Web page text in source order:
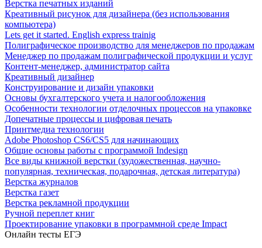
Верстка печатных изданий
Креативный рисунок для дизайнера (без использования
компьютера)
Lets get it started. English express trainig
Полиграфическое производство для менеджеров по продажам
Менеджер по продажам полиграфической продукции и услуг
Контент-менеджер, администратор сайта
Креативный дизайнер
Конструирование и дизайн упаковки
Основы бухгалтерского учета и налогообложения
Особенности технологии отделочных процессов на упаковке
Допечатные процессы и цифровая печать
Принтмедиа технологии
Adobe Photoshop CS6/CS5 для начинающих
Общие основы работы с программой Indesign
Все виды книжной верстки (художественная, научно-
популярная, техническая, подарочная, детская литература)
Верстка журналов
Верстка газет
Верстка рекламной продукции
Ручной переплет книг
Проектирование упаковки в программной среде Impact
Онлайн тесты ЕГЭ